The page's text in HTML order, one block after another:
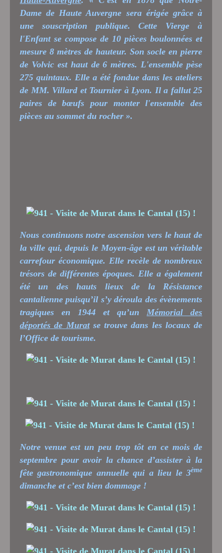
Dame de Haute Auvergne sera érigée grâce à
une souscription publique. Cette Vierge à
l'Enfant se compose de 10 pièces boulonnées et
mesure 8 mètres de hauteur. Son socle en pierre
de Volvic est haut de 6 mètres. L'ensemble pèse
275 quintaux. Elle a été fondue dans les ateliers
de MM. Villard et Tournier à Lyon. Il a fallut 25
paires de bœufs pour monter l'ensemble des
pièces au sommet du rocher ».
Nous continuons notre ascension vers le haut de
la ville qui, depuis le Moyen-âge est un véritable
carrefour économique. Elle recèle de nombreux
trésors de différentes époques. Elle a également
été un des hauts lieux de la Résistance
cantalienne puisqu’il s’y déroula des évènements
tragiques en 1944 et qu’un Mémorial des
déportés de Muratse trouve dans les locaux de
l’Office de tourisme.
Notre venue est un peu trop tôt en ce mois de
septembre pour avoir la chance d’assister à la
fête gastronomique annuelle qui a lieu le 3ème
dimanche et c’est bien dommage !